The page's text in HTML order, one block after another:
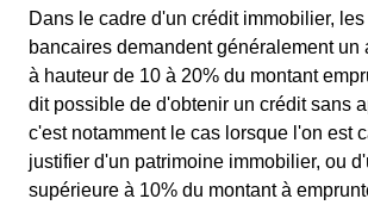
Dans le cadre d'un crédit immobilier,
bancaires demandent généralement un
à hauteur de 10 à 20% du montant
dit possible de d'obtenir un crédit sans
c'est notamment le cas lorsque l'on est
justifier d'un patrimoine immobilier, ou
supérieure à 10% du montant à